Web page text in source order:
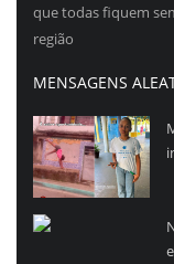
que todas fiquem
região
MENSAGENS